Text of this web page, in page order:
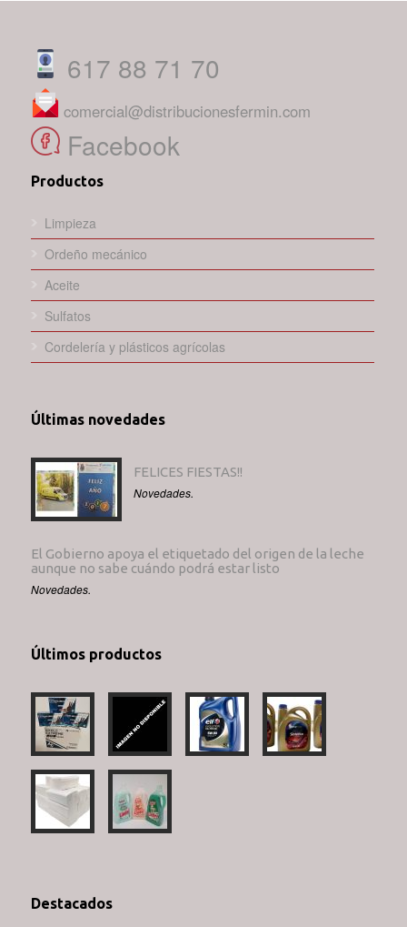
617 88 71 70
comercial@distribucionesfermin.com
Facebook
Productos
Limpieza
Ordeño mecánico
Aceite
Sulfatos
Cordelería y plásticos agrícolas
Últimas novedades
FELICES FIESTAS!!
Novedades.
El Gobierno apoya el etiquetado del origen de la leche
aunque no sabe cuándo podrá estar listo
Novedades.
Últimos productos
Destacados